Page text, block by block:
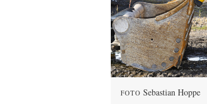
FOTO Sebastian Hoppe